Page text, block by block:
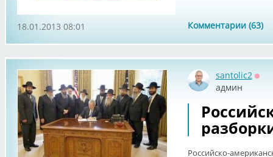
Комментарии (63)
18.01.2013 08:01
santolic2
админ
Российско-